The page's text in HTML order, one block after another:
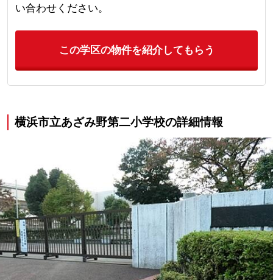
い合わせください。
この学区の物件を紹介してもらう
横浜市立あざみ野第二小学校の詳細情報